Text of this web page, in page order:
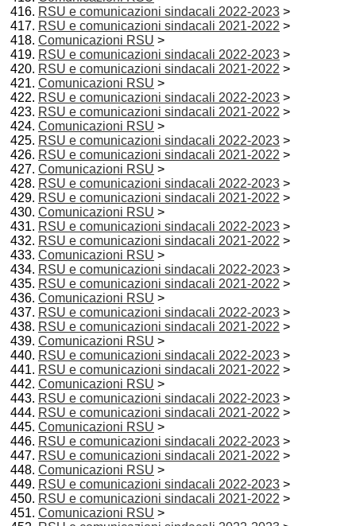
RSU e comunicazioni sindacali 2022-2023 >
RSU e comunicazioni sindacali 2021-2022 >
Comunicazioni RSU >
RSU e comunicazioni sindacali 2022-2023 >
RSU e comunicazioni sindacali 2021-2022 >
Comunicazioni RSU >
RSU e comunicazioni sindacali 2022-2023 >
RSU e comunicazioni sindacali 2021-2022 >
Comunicazioni RSU >
RSU e comunicazioni sindacali 2022-2023 >
RSU e comunicazioni sindacali 2021-2022 >
Comunicazioni RSU >
RSU e comunicazioni sindacali 2022-2023 >
RSU e comunicazioni sindacali 2021-2022 >
Comunicazioni RSU >
RSU e comunicazioni sindacali 2022-2023 >
RSU e comunicazioni sindacali 2021-2022 >
Comunicazioni RSU >
RSU e comunicazioni sindacali 2022-2023 >
RSU e comunicazioni sindacali 2021-2022 >
Comunicazioni RSU >
RSU e comunicazioni sindacali 2022-2023 >
RSU e comunicazioni sindacali 2021-2022 >
Comunicazioni RSU >
RSU e comunicazioni sindacali 2022-2023 >
RSU e comunicazioni sindacali 2021-2022 >
Comunicazioni RSU >
RSU e comunicazioni sindacali 2022-2023 >
RSU e comunicazioni sindacali 2021-2022 >
Comunicazioni RSU >
RSU e comunicazioni sindacali 2022-2023 >
RSU e comunicazioni sindacali 2021-2022 >
Comunicazioni RSU >
RSU e comunicazioni sindacali 2022-2023 >
RSU e comunicazioni sindacali 2021-2022 >
Comunicazioni RSU >